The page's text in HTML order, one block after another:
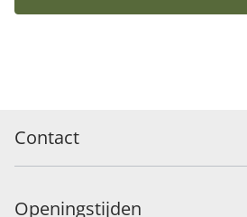
Contact
Openingstijden